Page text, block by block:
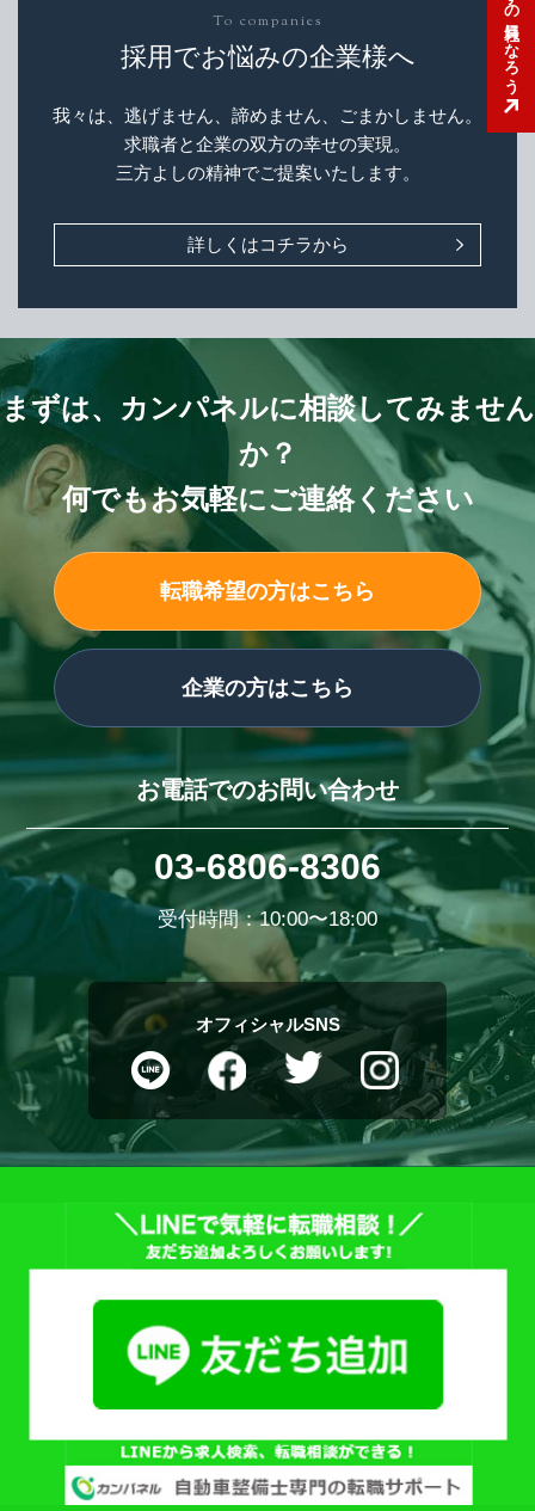
To companies
採用でお悩みの企業様へ
我々は、逃げません、諦めません、ごまかしません。
求職者と企業の双方の幸せの実現。
三方よしの精神でご提案いたします。
詳しくはコチラから
まずは、カンパネルに相談してみません
か？
何でもお気軽にご連絡ください
転職希望の方はこちら
企業の方はこちら
お電話でのお問い合わせ
03-6806-8306
受付時間：10:00〜18:00
オフィシャルSNS